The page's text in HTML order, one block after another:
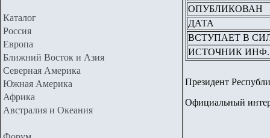
Каталог
Россия
Европа
Ближний Восток и Азия
Северная Америка
Южная Америка
Африка
Австралия и Океания
ОПУБЛИКОВАН
ДАТА
ВСТУПАЕТ В
ИСТОЧНИК ИНФ.
Президент
Официальный